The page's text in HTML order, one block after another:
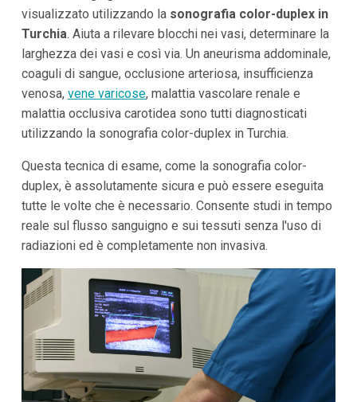
visualizzato utilizzando la sonografia color-duplex in
Turchia. Aiuta a rilevare blocchi nei vasi, determinare la
larghezza dei vasi e così via. Un aneurisma addominale,
coaguli di sangue, occlusione arteriosa, insufficienza
venosa, vene varicose, malattia vascolare renale e
malattia occlusiva carotidea sono tutti diagnosticati
utilizzando la sonografia color-duplex in Turchia.
Questa tecnica di esame, come la sonografia color-
duplex, è assolutamente sicura e può essere eseguita
tutte le volte che è necessario. Consente studi in tempo
reale sul flusso sanguigno e sui tessuti senza l'uso di
radiazioni ed è completamente non invasiva.